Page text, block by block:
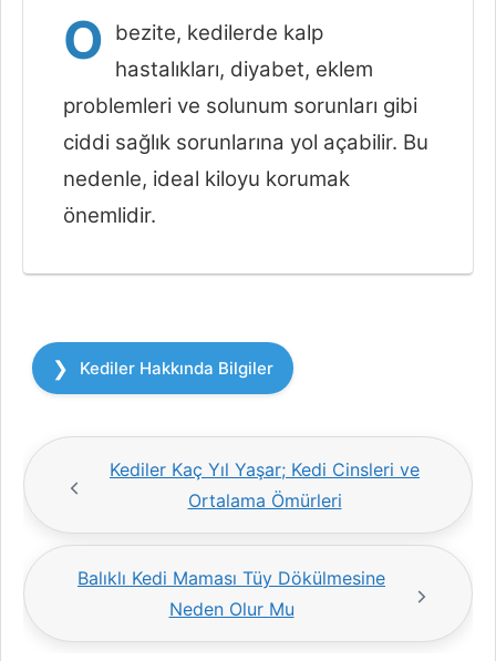
O bezite, kedilerde kalp
hastalıkları, diyabet, eklem
problemleri ve solunum sorunları gibi
ciddi sağlık sorunlarına yol açabilir. Bu
nedenle, ideal kiloyu korumak
önemlidir.
Kategoriler
Kediler Hakkında Bilgiler
Kediler Kaç Yıl Yaşar; Kedi Cinsleri ve
Ortalama Ömürleri
Balıklı Kedi Maması Tüy Dökülmesine
Neden Olur Mu